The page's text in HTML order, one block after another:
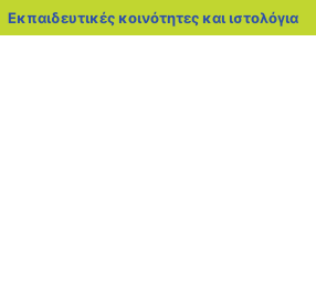
Εκπαιδευτικές κοινότητες και ιστολόγια